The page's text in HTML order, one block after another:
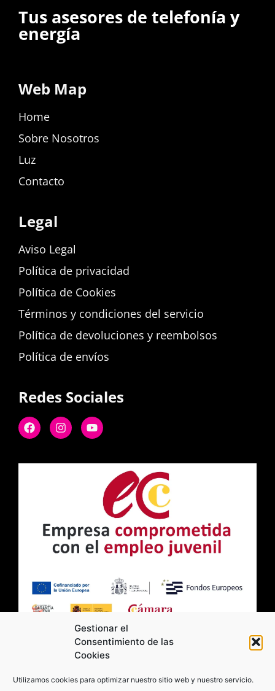
Gestionar el
Consentimiento de las
Cookies
Utilizamos cookies para optimizar nuestro sitio web y nuestro servicio.
Tus asesores de telefonía y
energía
Web Map
Home
Sobre Nosotros
Luz
Contacto
Legal
Aviso Legal
Política de privacidad
Política de Cookies
Términos y condiciones del servicio
Política de devoluciones y reembolsos
Política de envíos
Redes Sociales
2026 Moviltick technologies. Todos los